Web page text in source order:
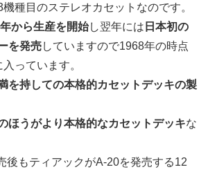
種目のステレオカセットなのです。
から生産を開始し翌年には 日本初の
を発売していますので1968年の時点
っています。
を持しての本格的カセットデッキの製
ほうがより本格的なカセットデッキな
後もティアックがA-20を発売する12